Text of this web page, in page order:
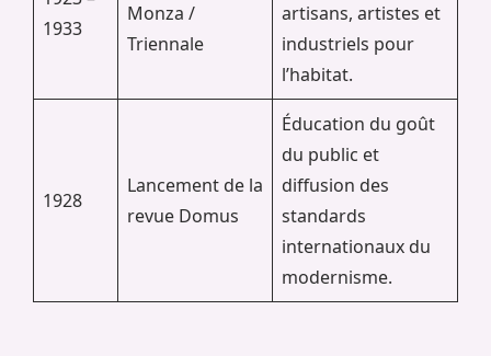
1933
Monza /
Triennale
artisans, artistes et
industriels pour
l’habitat.
1928
Lancement de la
revue Domus
Éducation du goût
du public et
diffusion des
standards
internationaux du
modernisme.